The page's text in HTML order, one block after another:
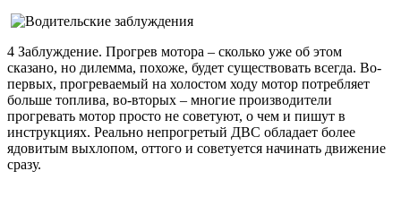
4 Заблуждение. Прогрев мотора – сколько уже об этом
сказано, но дилемма, похоже, будет существовать всегда. Во-
первых, прогреваемый на холостом ходу мотор потребляет
больше топлива, во-вторых – многие производители
прогревать мотор просто не советуют, о чем и пишут в
инструкциях. Реально непрогретый ДВС обладает более
ядовитым выхлопом, оттого и советуется начинать движение
сразу.